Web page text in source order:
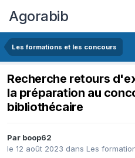
Agorabib
Les formations et les concours
Recherche retours
la préparation au
bibliothécaire
Par boop62
le 12 août 2023 dans Les